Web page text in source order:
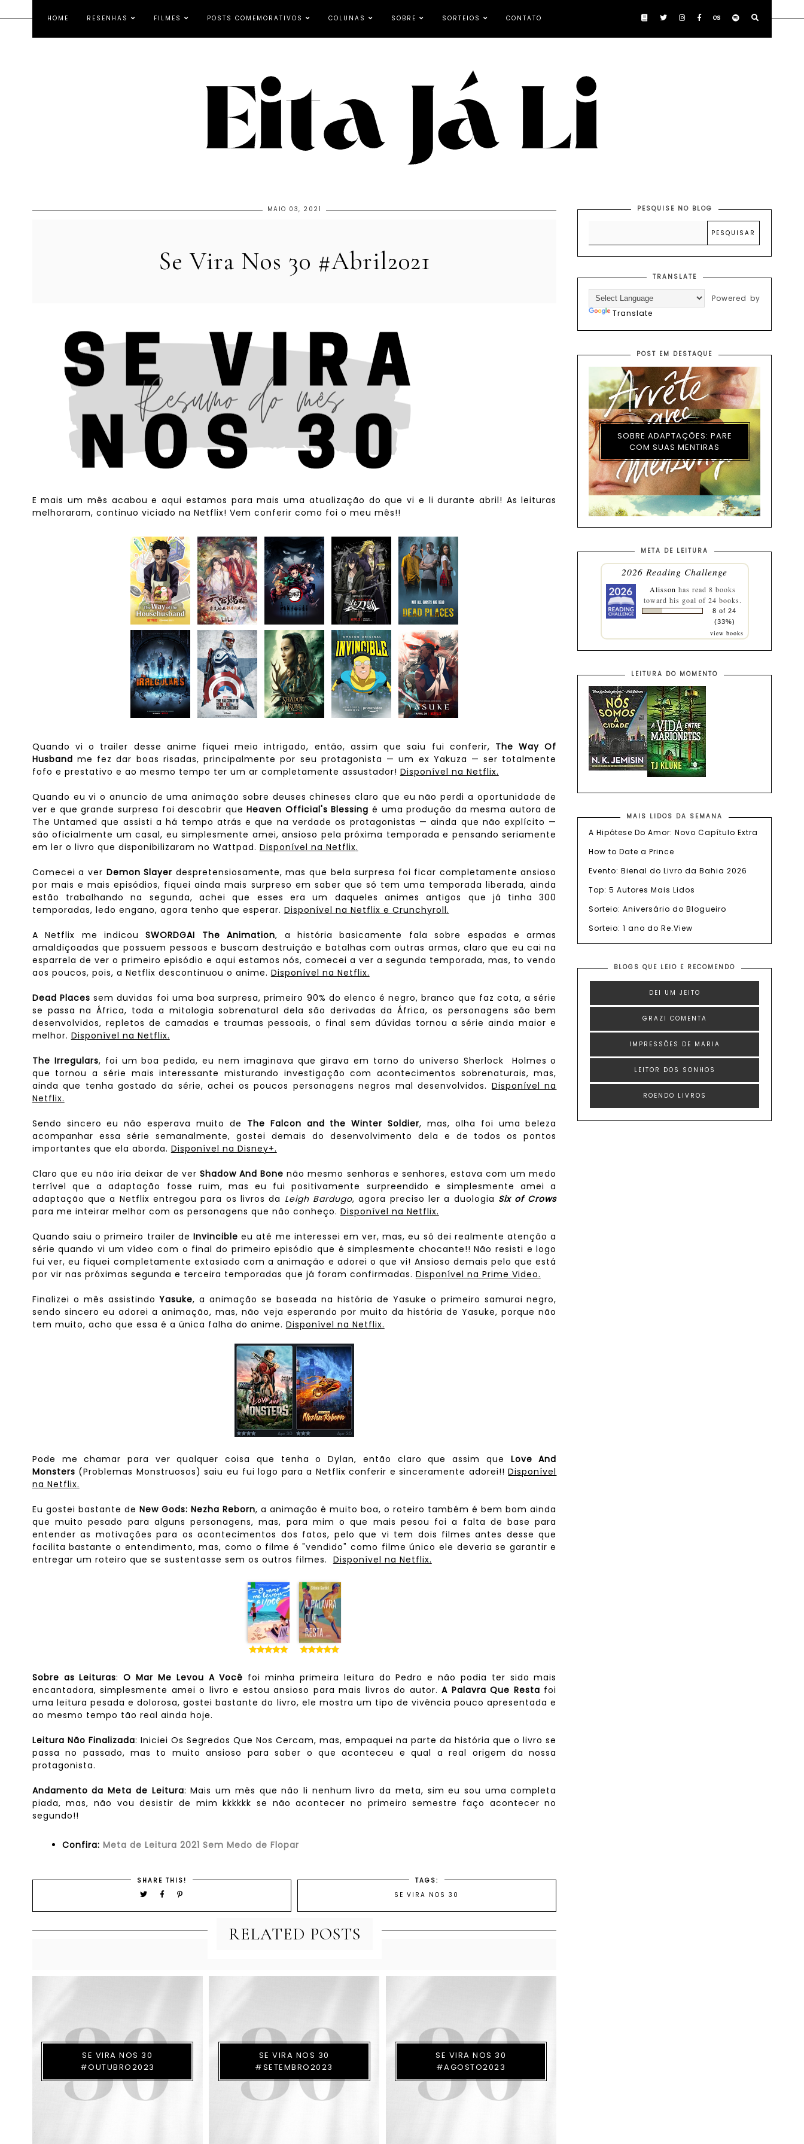
HOME RESENHAS FILMES POSTS COMEMORATIVOS COLUNAS SOBRE SORTEIOS CONTATO
MAIO 03, 2021
Se Vira Nos 30 #Abril2021
E mais um mês acabou e aqui estamos para mais uma atualização do que vi e li durante abril! As leituras
melhoraram, continuo viciado na Netflix! Vem conferir como foi o meu mês!!
Quando vi o trailer desse anime fiquei meio intrigado, então, assim que saiu fui conferir, The Way Of
Husband me fez dar boas risadas, principalmente por seu protagonista — um ex Yakuza — ser totalmente
fofo e prestativo e ao mesmo tempo ter um ar completamente assustador! Disponível na Netflix.
Quando eu vi o anuncio de uma animação sobre deuses chineses claro que eu não perdi a oportunidade de
ver e que grande surpresa foi descobrir queHeaven Official's Blessing é uma produção da mesma autora de
The Untamed que assisti a há tempo atrás e que na verdade os protagonistas — ainda que não explícito —
são oficialmente um casal, eu simplesmente amei, ansioso pela próxima temporada e pensando seriamente
em ler o livro que disponibilizaram no Wattpad. Disponível na Netflix.
Comecei a ver Demon Slayer despretensiosamente, mas que bela surpresa foi ficar completamente ansioso
por mais e mais episódios, fiquei ainda mais surpreso em saber que só tem uma temporada liberada, ainda
estão trabalhando na segunda, achei que esses era um daqueles animes antigos que já tinha 300
temporadas, ledo engano, agora tenho que esperar. Disponível na Netflix e Crunchyroll.
A Netflix me indicouSWORDGAI The Animation, a história basicamente fala sobre espadas e armas
amaldiçoadas que possuem pessoas e buscam destruição e batalhas com outras armas, claro que eu cai na
esparrela de ver o primeiro episódio e aqui estamos nós, comecei a ver a segunda temporada, mas, to vendo
aos poucos, pois, a Netflix descontinuou o anime. Disponível na Netflix.
Dead Places sem duvidas foi uma boa surpresa, primeiro 90% do elenco é negro, branco que faz cota, a série
se passa na África, toda a mitologia sobrenatural dela são derivadas da África, os personagens são bem
desenvolvidos, repletos de camadas e traumas pessoais, o final sem dúvidas tornou a série ainda maior e
melhor. Disponível na Netflix.
The Irregulars, foi um boa pedida, eu nem imaginava que girava em torno do universo Sherlock Holmes o
que tornou a série mais interessante misturando investigação com acontecimentos sobrenaturais, mas,
ainda que tenha gostado da série, achei os poucos personagens negros mal desenvolvidos. Disponível na
Netflix.
Sendo sincero eu não esperava muito de The Falcon and the Winter Soldier, mas, olha foi uma beleza
acompanhar essa série semanalmente, gostei demais do desenvolvimento dela e de todos os pontos
importantes que ela aborda. Disponível na Disney+.
Claro que eu não iria deixar de ver Shadow And Bone não mesmo senhoras e senhores, estava com um medo
terrível que a adaptação fosse ruim, mas eu fui positivamente surpreendido e simplesmente amei a
adaptação que a Netflix entregou para os livros da Leigh Bardugo, agora preciso ler a duologia Six of Crows
para me inteirar melhor com os personagens que não conheço. Disponível na Netflix.
Quando saiu o primeiro trailer de Invincible eu até me interessei em ver, mas, eu só dei realmente atenção a
série quando vi um vídeo com o final do primeiro episódio que é simplesmente chocante!! Não resisti e logo
fui ver, eu fiquei completamente extasiado com a animação e adorei o que vi! Ansioso demais pelo que está
por vir nas próximas segunda e terceira temporadas que já foram confirmadas. Disponível na Prime Video.
Finalizei o mês assistindoYasuke, a animação se baseada na história de Yasuke o primeiro samurai negro,
sendo sincero eu adorei a animação, mas, não veja esperando por muito da história de Yasuke, porque não
tem muito, acho que essa é a única falha do anime. Disponível na Netflix.
Pode me chamar para ver qualquer coisa que tenha o Dylan, então claro que assim que Love And
Monsters (Problemas Monstruosos) saiu eu fui logo para a Netflix conferir e sinceramente adorei!!Disponível
na Netflix.
Eu gostei bastante de New Gods: Nezha Reborn, a animação é muito boa, o roteiro também é bem bom ainda
que muito pesado para alguns personagens, mas, para mim o que mais pesou foi a falta de base para
entender as motivações para os acontecimentos dos fatos, pelo que vi tem dois filmes antes desse que
facilita bastante o entendimento, mas, como o filme é "vendido" como filme único ele deveria se garantir e
entregar um roteiro que se sustentasse sem os outros filmes. Disponível na Netflix.
Sobre as Leituras:O Mar Me Levou A Você foi minha primeira leitura do Pedro e não podia ter sido mais
encantadora, simplesmente amei o livro e estou ansioso para mais livros do autor.A Palavra Que Resta foi
uma leitura pesada e dolorosa, gostei bastante do livro, ele mostra um tipo de vivência pouco apresentada e
ao mesmo tempo tão real ainda hoje.
Leitura Não Finalizada: Iniciei Os Segredos Que Nos Cercam, mas, empaquei na parte da história que o livro se
passa no passado, mas to muito ansioso para saber o que aconteceu e qual a real origem da nossa
protagonista.
Andamento da Meta de Leitura: Mais um mês que não li nenhum livro da meta, sim eu sou uma completa
piada, mas, não vou desistir de mim kkkkkk se não acontecer no primeiro semestre faço acontecer no
segundo!!
Confira: Meta de Leitura 2021 Sem Medo de Flopar
SHARE THIS!
TAGS:
SE VIRA NOS 30
RELATED POSTS
SE VIRA NOS 30
#OUTUBRO2023
SE VIRA NOS 30
#SETEMBRO2023
SE VIRA NOS 30
#AGOSTO2023
PESQUISE NO BLOG
TRANSLATE
Powered by
Translate
POST EM DESTAQUE
SOBRE ADAPTAÇÕES: PARE
COM SUAS MENTIRAS
META DE LEITURA
2026 Reading Challenge
Alisson has read 8 books
toward his goal of 24 books.
8 of 24
(33%)
view books
LEITURA DO MOMENTO
MAIS LIDOS DA SEMANA
A Hipótese Do Amor: Novo Capítulo Extra
How to Date a Prince
Evento: Bienal do Livro da Bahia 2026
Top: 5 Autores Mais Lidos
Sorteio: Aniversário do Blogueiro
Sorteio: 1 ano do Re.View
BLOGS QUE LEIO E RECOMENDO
DEI UM JEITO
GRAZI COMENTA
IMPRESSÕES DE MARIA
LEITOR DOS SONHOS
ROENDO LIVROS